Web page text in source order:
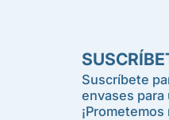
Suscríbete
envases para